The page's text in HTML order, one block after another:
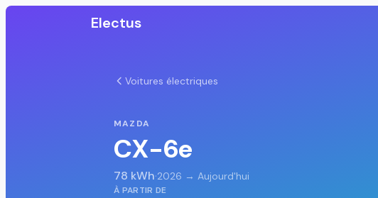
Electus
Voitures électriques
MAZDA
CX-6e
78 kWh·2026 → Aujourd'hui
À PARTIR DE